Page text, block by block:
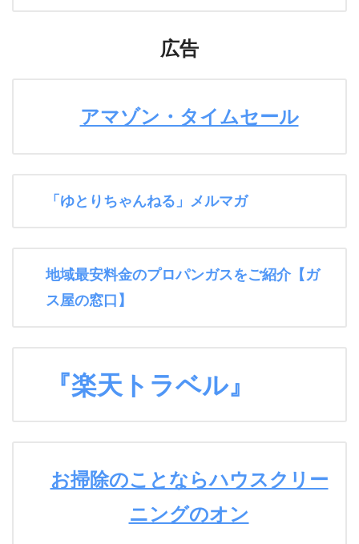
広告
アマゾン・タイムセール
「ゆとりちゃんねる」メルマガ
地域最安料金のプロパンガスをご紹介【ガ
ス屋の窓口】
『楽天トラベル』
お掃除のことならハウスクリー
ニングのオン